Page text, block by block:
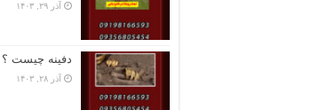
آذر ۲۹, ۱۴۰۳
دفینه چیست ؟
آذر ۲۸, ۱۴۰۳